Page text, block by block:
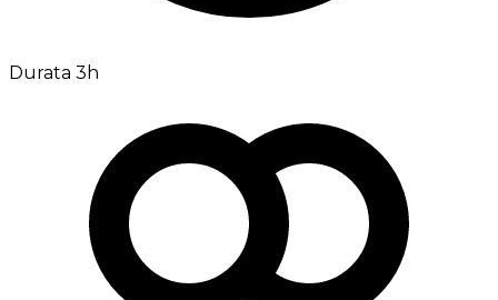
Durata 3h